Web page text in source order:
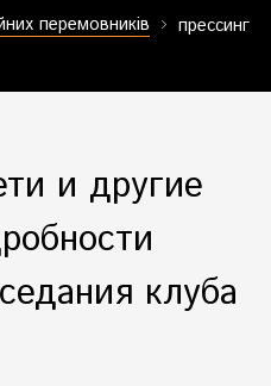
перемовників прессинг
и другие
клуба